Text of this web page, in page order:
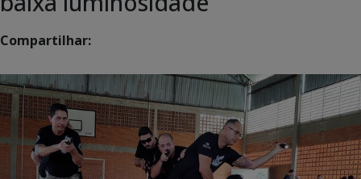
Compartilhar: